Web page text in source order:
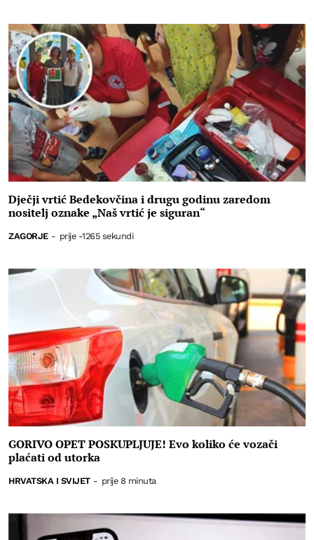
Dječji vrtić Bedekovčina i drugu godinu zaredom
nositelj oznake „Naš vrtić je siguran“
ZAGORJE - prije -1265 sekundi
GORIVO OPET POSKUPLJUJE! Evo koliko će vozači
plaćati od utorka
HRVATSKA I SVIJET - prije 8 minuta